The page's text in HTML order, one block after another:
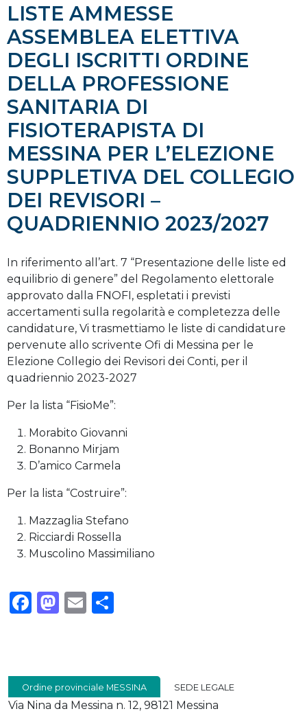
LISTE AMMESSE
ASSEMBLEA ELETTIVA
DEGLI ISCRITTI ORDINE
DELLA PROFESSIONE
SANITARIA DI
FISIOTERAPISTA DI
MESSINA PER L’ELEZIONE
SUPPLETIVA DEL COLLEGIO
DEI REVISORI –
QUADRIENNIO 2023/2027
In riferimento all’art. 7 “Presentazione delle liste ed
equilibrio di genere” del Regolamento elettorale
approvato dalla FNOFI, espletati i previsti
accertamenti sulla regolarità e completezza delle
candidature, Vi trasmettiamo le liste di candidature
pervenute allo scrivente Ofi di Messina per le
Elezione Collegio dei Revisori dei Conti, per il
quadriennio 2023-2027
Per la lista “FisioMe”:
Morabito Giovanni
Bonanno Mirjam
D’amico Carmela
Per la lista “Costruire”:
Mazzaglia Stefano
Ricciardi Rossella
Muscolino Massimiliano
Facebook
Mastodon
Email
Ordine provinciale MESSINA SEDE LEGALE
Via Nina da Messina n. 12, 98121 Messina